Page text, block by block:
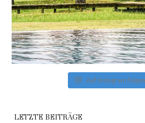
Auf Instagram folgen
LETZTE BEITRÄGE